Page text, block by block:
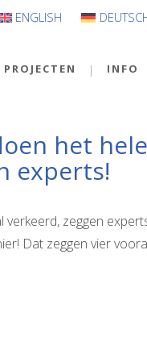
ENGLISH
PROJECTEN INFO
het
experts!
verkeerd, zeggen
Dat zeggen vier